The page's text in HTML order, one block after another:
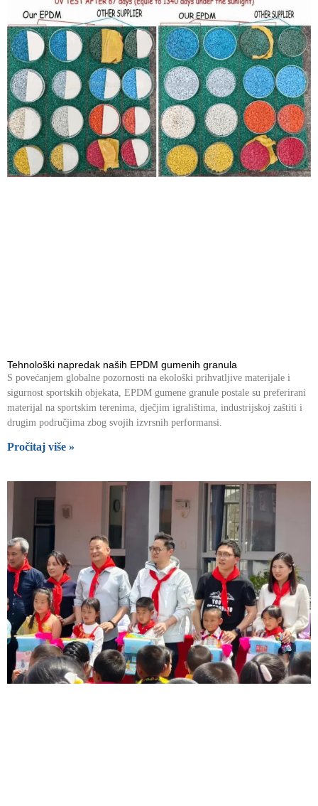
Tehnološki napredak naših EPDM gumenih granula
S povećanjem globalne pozornosti na ekološki prihvatljive materijale i
sigurnost sportskih objekata, EPDM gumene granule postale su preferirani
materijal na sportskim terenima, dječjim igralištima, industrijskoj zaštiti i
drugim područjima zbog svojih izvrsnih performansi.
Pročitaj više »